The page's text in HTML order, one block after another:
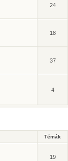
24
18
37
4
Témák
19